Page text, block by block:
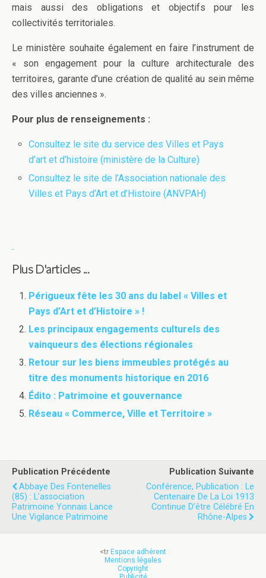
mais aussi des obligations et objectifs pour les
collectivités territoriales.
Le ministère souhaite également en faire l’instrument de
« son engagement pour la culture architecturale des
territoires, garante d’une création de qualité au sein même
des villes anciennes ».
Pour plus de renseignements :
Consultez le site du service des Villes et Pays
d’art et d’histoire (ministère de la Culture)
Consultez le site de l’Association nationale des
Villes et Pays d’Art et d’Histoire (ANVPAH)
Plus D'articles ...
Périgueux fête les 30 ans du label « Villes et
Pays d’Art et d’Histoire » !
Les principaux engagements culturels des
vainqueurs des élections régionales
Retour sur les biens immeubles protégés au
titre des monuments historique en 2016
Édito : Patrimoine et gouvernance
Réseau « Commerce, Ville et Territoire »
Publication Précédente
Abbaye Des Fontenelles
(85) : L’association
Patrimoine Yonnais Lance
Une Vigilance Patrimoine
Publication Suivante
Conférence, Publication : Le
Centenaire De La Loi 1913
Continue D’être Célébré En
Rhône-Alpes
<tr Espace adhérent
Mentions légales
Copyright